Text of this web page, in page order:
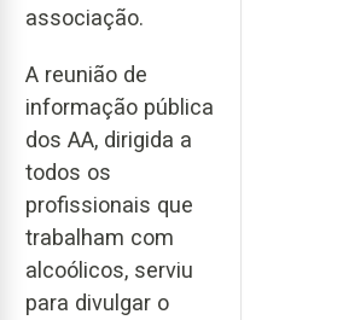
associação.
A reunião de
informação pública
dos AA, dirigida a
todos os
profissionais que
trabalham com
alcoólicos, serviu
para divulgar o